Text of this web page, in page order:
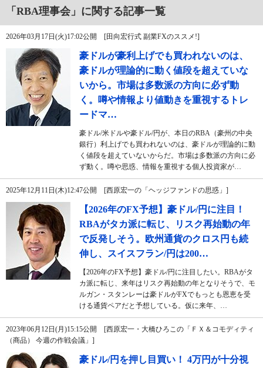
「RBA理事会」に関する記事一覧
2026年03月17日(火)17:02公開 [田向宏行式 副業FXのススメ!]
豪ドルが豪利上げでも買われないのは、
豪ドルが理論的に動く値段を超えていな
いから。市場は多数派の方向に必ず動
く。噂や情報より値動きを重視するトレ
ードマ…
豪ドル/米ドルや豪ドル/円が、本日のRBA（豪州の中央
銀行）利上げでも買われないのは、豪ドルが理論的に動
く値段を超えていないからだ。市場は多数派の方向に必
ず動く。噂や思惑、情報を重視する個人投資家が…
2025年12月11日(木)12:47公開 [西原宏一の「ヘッジファンドの思惑」]
【2026年のFX予想】豪ドル/円に注目！
RBAがタカ派に転じ、リスク再始動の年
で反発しそう。欧州通貨のクロス円も続
伸し、スイスフラン/円は200…
【2026年のFX予想】豪ドル/円に注目したい。RBAがタ
カ派に転じ、来年はリスク再始動の年となりそうで、モ
ルガン・スタンレーは豪ドルがFXでもっとも恩恵を受
ける通貨ペアだと予想している。仮に来年、…
2023年06月12日(月)15:15公開 [西原宏一・大橋ひろこの「ＦＸ＆コモディティ
（商品） 今週の作戦会議」]
豪ドル/円を押し目買い！ 4万円が十分視